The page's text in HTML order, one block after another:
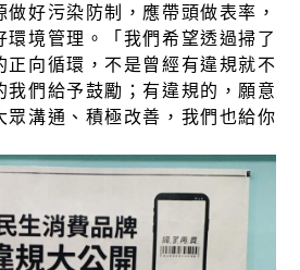
好污染防制，應帶頭做表率，
環境管理。「我們希望透過掃了
正向循環，不是曾經有違規就不
我們給予鼓勵；有違規的，願意
眾溝通、積極改善，我們也給你